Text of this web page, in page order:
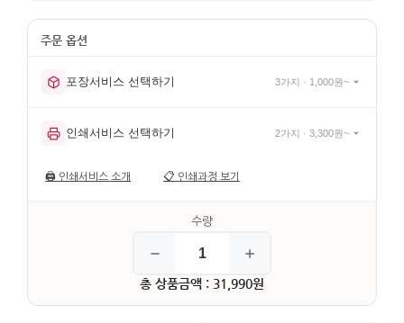
포장서비스 선택하기 3가지 · 1,000원~
인쇄서비스 선택하기 2가지 · 3,300원~
🖨️ 인쇄서비스 소개 📋 인쇄과정 보기
총 상품금액 : 31,990원